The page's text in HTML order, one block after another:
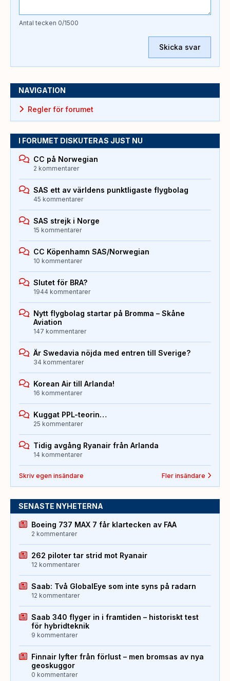
Antal tecken 0/1500
Skicka svar
NAVIGATION
Regler för forumet
I FORUMET DISKUTERAS JUST NU
CC på Norwegian
2 kommentarer
SAS ett av världens punktligaste flygbolag
45 kommentarer
SAS strejk i Norge
15 kommentarer
CC Köpenhamn SAS/Norwegian
10 kommentarer
Slutet för BRA?
1944 kommentarer
Nytt flygbolag startar på Bromma – Skåne
Aviation
147 kommentarer
Är Swedavia nöjda med entren till Sverige?
34 kommentarer
Korean Air till Arlanda!
16 kommentarer
Kuggat PPL-teorin…
25 kommentarer
Tidig avgång Ryanair från Arlanda
14 kommentarer
Skriv egen insändare Fler insändare
SENASTE NYHETERNA
Boeing 737 MAX 7 får klartecken av FAA
2 kommentarer
262 piloter tar strid mot Ryanair
12 kommentarer
Saab: Två GlobalEye som inte syns på radarn
12 kommentarer
Saab 340 flyger in i framtiden – historiskt test
för hybridteknik
9 kommentarer
Finnair lyfter från förlust – men bromsas av nya
geoskuggor
0 kommentarer